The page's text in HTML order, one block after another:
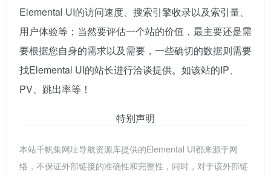
Elemental UI的访问速度、搜索引擎收录以及索引量、
用户体验等；当然要评估一个站的价值，最主要还是需
要根据您自身的需求以及需要，一些确切的数据则需要
找Elemental UI的站长进行洽谈提供。如该站的IP、
PV、跳出率等！
特别声明
本站千帆集网址导航资源库提供的Elemental UI都来源于网
络，不保证外部链接的准确性和完整性，同时，对于该外部链